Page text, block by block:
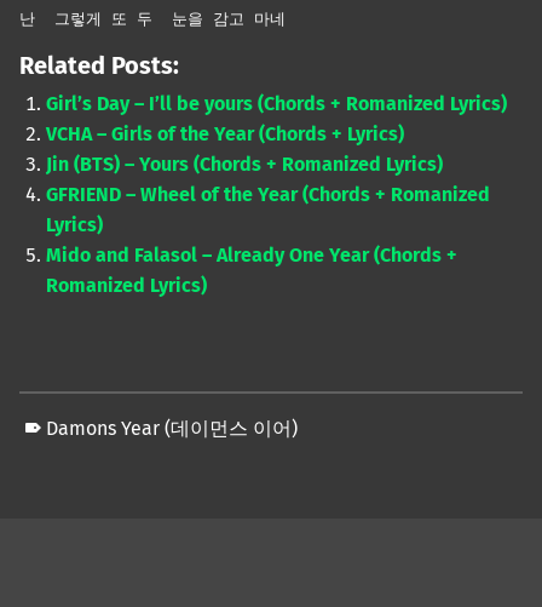
난 그렇게 또 두 눈을 감고 마네
Related Posts:
Girl’s Day – I’ll be yours (Chords + Romanized Lyrics)
VCHA – Girls of the Year (Chords + Lyrics)
Jin (BTS) – Yours (Chords + Romanized Lyrics)
GFRIEND – Wheel of the Year (Chords + Romanized
Lyrics)
Mido and Falasol – Already One Year (Chords +
Romanized Lyrics)
Damons Year (데이먼스 이어)